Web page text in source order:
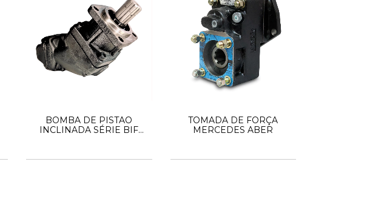
BOMBA DE PISTAO
INCLINADA SÉRIE BIF
TOMADA DE FORÇA
MERCEDES ABER